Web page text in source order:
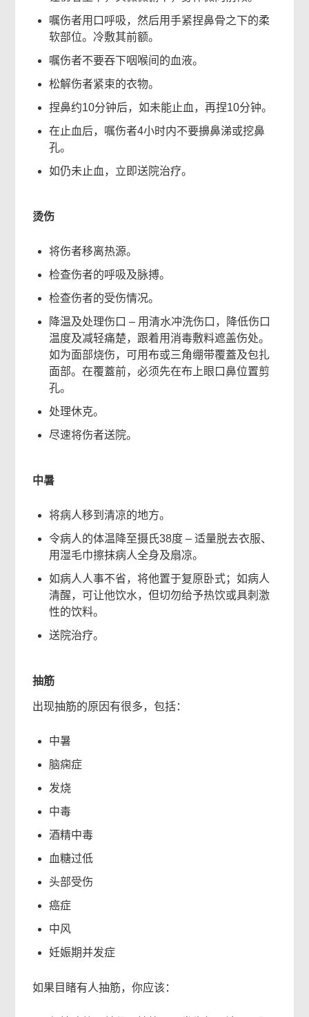
嘱伤者用口呼吸，然后用手紧捏鼻骨之下的柔
软部位。冷敷其前额。
嘱伤者不要吞下咽喉间的血液。
松解伤者紧束的衣物。
捏鼻约10分钟后，如未能止血，再捏10分钟。
在止血后，嘱伤者4小时内不要擤鼻涕或挖鼻
孔。
如仍未止血，立即送院治疗。
烫伤
将伤者移离热源。
检查伤者的呼吸及脉搏。
检查伤者的受伤情况。
降温及处理伤口 – 用清水冲洗伤口，降低伤口
温度及减轻痛楚，跟着用消毒敷料遮盖伤处。
如为面部烧伤，可用布或三角绷带覆蓋及包扎
面部。在覆蓋前，必须先在布上眼口鼻位置剪
孔。
处理休克。
尽速将伤者送院。
中暑
将病人移到清凉的地方。
令病人的体温降至摄氏38度 – 适量脱去衣服、
用湿毛巾擦抹病人全身及扇凉。
如病人人事不省，将他置于复原卧式；如病人
清醒，可让他饮水，但切勿给予热饮或具刺激
性的饮料。
送院治疗。
抽筋
出现抽筋的原因有很多，包括：
中暑
脑痫症
发烧
中毒
酒精中毒
血糖过低
头部受伤
癌症
中风
妊娠期并发症
如果目睹有人抽筋，你应该：